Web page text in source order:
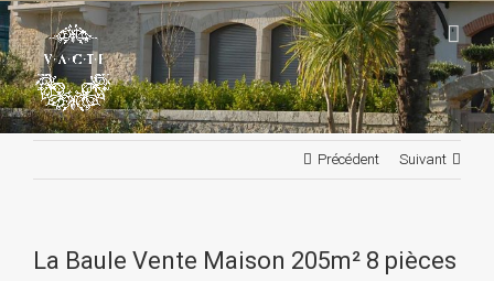
Passer
au
contenu
Précédent Suivant
La Baule Vente Maison 205m² 8 pièces